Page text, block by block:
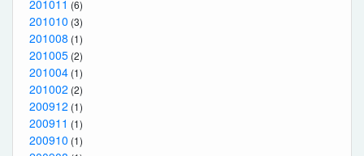
201011 (6)
201010 (3)
201008 (1)
201005 (2)
201004 (1)
201002 (2)
200912 (1)
200911 (1)
200910 (1)